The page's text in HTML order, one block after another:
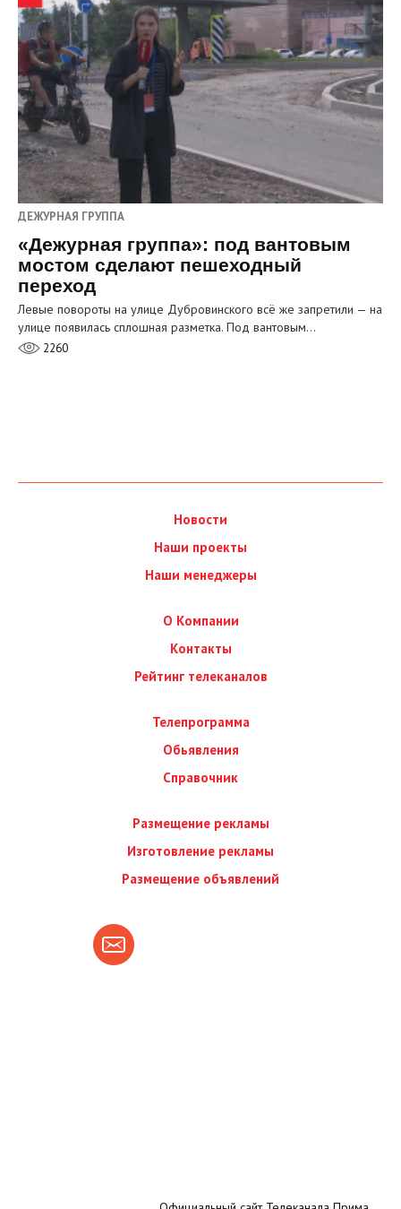
ДЕЖУРНАЯ ГРУППА
«Дежурная группа»: под вантовым
мостом сделают пешеходный
переход
Левые повороты на улице Дубровинского всё же запретили — на
улице появилась сплошная разметка. Под вантовым…
2260
Новости
Наши проекты
Наши менеджеры
О Компании
Контакты
Рейтинг телеканалов
Телепрограмма
Обьявления
Справочник
Размещение рекламы
Изготовление рекламы
Размещение объявлений